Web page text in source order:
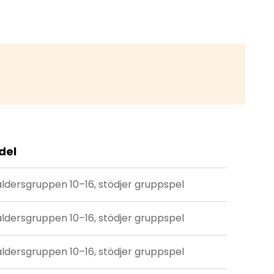
10–16, stödjer gruppspel
10–16, stödjer gruppspel
10–16, stödjer gruppspel